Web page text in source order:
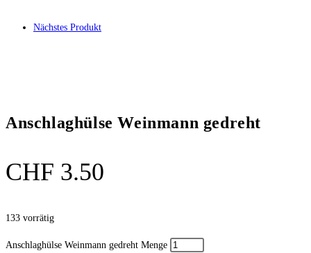
Nächstes Produkt
Anschlaghülse Weinmann gedreht
CHF 3.50
133 vorrätig
Anschlaghülse Weinmann gedreht Menge